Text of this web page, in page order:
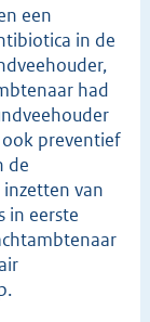
een
in de
had
preventief
de
van
in eerste